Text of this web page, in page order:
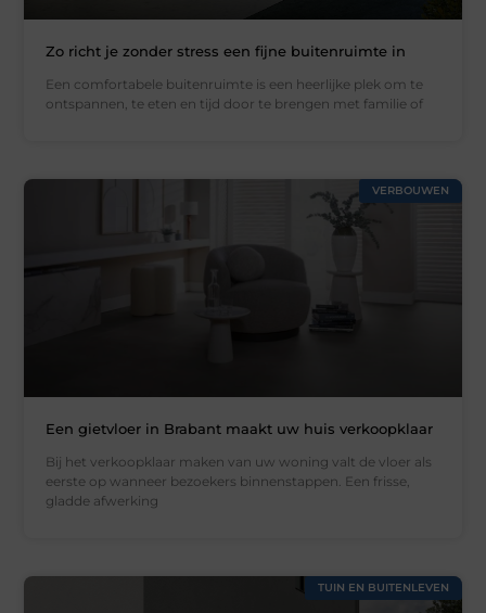
Zo richt je zonder stress een fijne buitenruimte in
Een comfortabele buitenruimte is een heerlijke plek om te
ontspannen, te eten en tijd door te brengen met familie of
VERBOUWEN
Een gietvloer in Brabant maakt uw huis verkoopklaar
Bij het verkoopklaar maken van uw woning valt de vloer als
eerste op wanneer bezoekers binnenstappen. Een frisse,
gladde afwerking
TUIN EN BUITENLEVEN